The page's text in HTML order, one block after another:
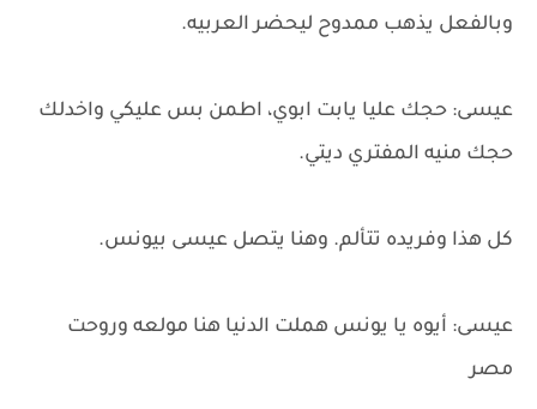
وبالفعل يذهب ممدوح ليحضر العربيه.
عيسى: حجك عليا يابت ابوي، اطمن بس عليكي واخدلك
حجك منيه المفتري ديتي.
كل هذا وفريده تتألم. وهنا يتصل عيسى بيونس.
عيسى: أيوه يا يونس هملت الدنيا هنا مولعه وروحت
مصر